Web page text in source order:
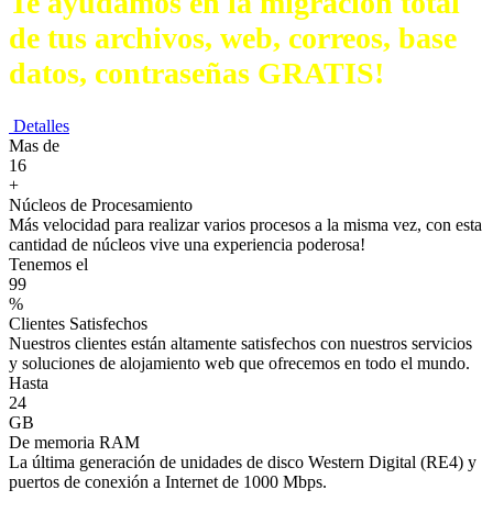
de tus archivos, web, correos, base
datos, contraseñas GRATIS!
Detalles
Mas de
16
+
Núcleos de Procesamiento
Más velocidad para realizar varios procesos a la misma vez, con esta
cantidad de núcleos vive una experiencia poderosa!
Tenemos el
99
%
Clientes Satisfechos
Nuestros clientes están altamente satisfechos con nuestros servicios
y soluciones de alojamiento web que ofrecemos en todo el mundo.
Hasta
24
GB
De memoria RAM
La última generación de unidades de disco Western Digital (RE4) y
puertos de conexión a Internet de 1000 Mbps.